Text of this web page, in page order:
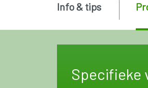
Specifieke
Info & tips